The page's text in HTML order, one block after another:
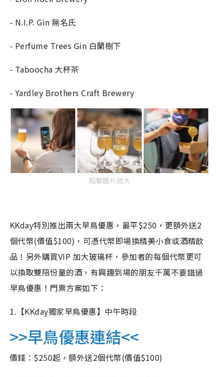
- N.I.P. Gin 無名氏
- Perfume Trees Gin 白蘭樹下
- Taboocha 大杯茶
- Yardley Brothers Craft Brewery
點擊圖片放大
KKday特別推出兩大早鳥優惠，最平$250，更額外送2
個代幣(價值$100)，可憑代幣即場換精美小食或酒精飲
品！另外購買VIP 加大玻璃杯，參加者的每個代幣更可
以換取雙陪份量的酒，有興趣到場的朋友千萬不要錯過
早鳥優惠！門票方案如下：
1.【KKday獨家早鳥優惠】中午時段
>>早鳥優惠連結<<
價錢：$250起，額外送2個代幣(價值$100)